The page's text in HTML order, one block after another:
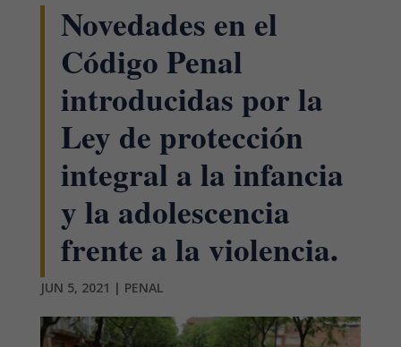
Novedades en el
Código Penal
introducidas por la
Ley de protección
integral a la infancia
y la adolescencia
frente a la violencia.
JUN 5, 2021 | PENAL